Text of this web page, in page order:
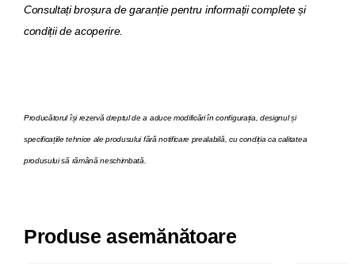
Consultați broșura de garanție pentru informații complete și
condiții de acoperire.
Producătorul își rezervă dreptul de a aduce modificări în configurația, designul și
specificațiile tehnice ale produsului fără notificare prealabilă, cu condiția ca calitatea
produsului să rămână neschimbată.
Produse asemănătoare